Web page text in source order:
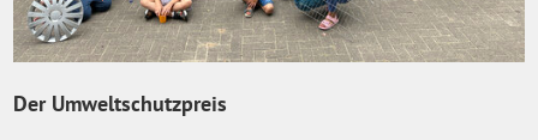
Der Umweltschutzpreis